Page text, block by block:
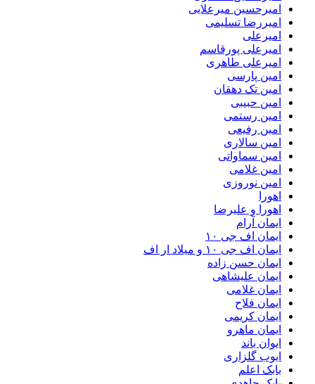
امیرحسین میرعلایی
امیررضا تسلیمی
امیرعلی
امیرعلی پورقاسم
امیرعلی طاهری
امین پارسی
امین تک دهقان
امین حبیبی
امین رستمی
امین رفیعی
امین سالاری
امین سماواتی
امین غلامی
امین نوروزی
اهورا
اهورا و علیرضا
ایمان آرام
ایمان اف جی ۱۰
ایمان اف جی ۱۰ و میلاد ار اف
ایمان حسن زاده
ایمان علیشاهی
ایمان غلامی
ایمان فلاح
ایمان کریمی
ایمان ماهرو
ایوان باند
ایوب گلزاری
بابک اعلم